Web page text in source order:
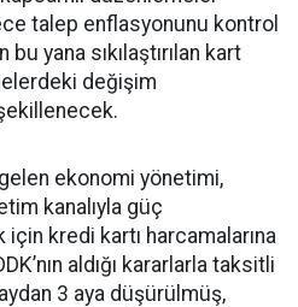
talep enflasyonunu kontrol
yana sıkılaştırılan kart
değişim
ekonomi yönetimi,
kanalıyla güç
için kredi kartı harcamalarına
aldığı kararlarla taksitli
3 aya düşürülmüş,